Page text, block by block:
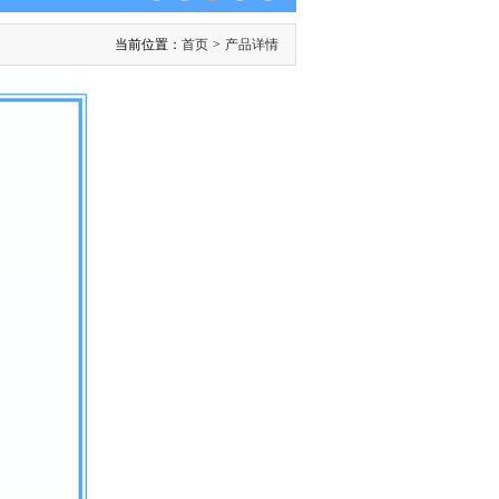
当前位置： 首页 > 产品详情